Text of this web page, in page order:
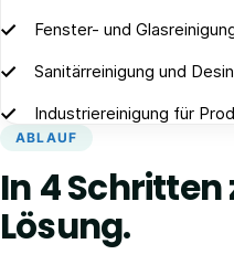
Fenster- und
Sanitärreinigung und
Industriereinigung für
ABLAUF
In 4
Lösung.